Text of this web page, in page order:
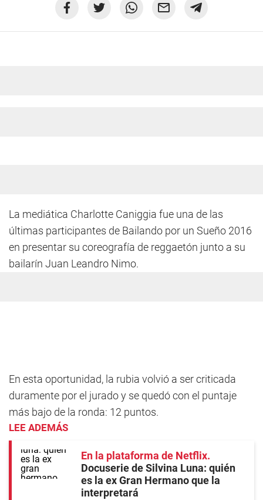
La mediática Charlotte Caniggia fue una de las
últimas participantes de Bailando por un Sueño 2016
en presentar su coreografía de reggaetón junto a su
bailarín Juan Leandro Nimo.
En esta oportunidad, la rubia volvió a ser criticada
duramente por el jurado y se quedó con el puntaje
más bajo de la ronda: 12 puntos.
LEE ADEMÁS
En la plataforma de Netflix
Docuserie de Silvina Luna: quién
es la ex Gran Hermano que la
interpretará